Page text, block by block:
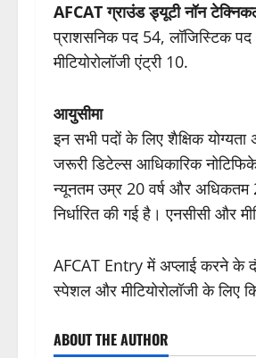
AFCAT ग्राउंड ड्यूटी नॉन
प्राशसनिक पद 54, लॉजिस्टिक
मीटियोरोलॉजी एंट्री 10.
आयुसीमा
इन सभी पदों के लिए शैक्षिक
जरूरी डिटेल्स आधिकारिक
न्यूनतम उम्र 20 वर्ष और अधिकतम
निर्धारित की गई है। एनसीसी और
AFCAT Entry में अप्लाई करने के
स्पेशल और मीटियोरोलॉजी के लिए
ABOUT THE AUTHOR